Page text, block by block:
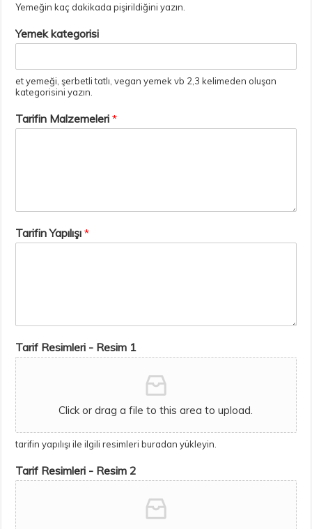
Yemeğin kaç dakikada pişirildiğini yazın.
Yemek kategorisi
et yemeği, şerbetli tatlı, vegan yemek vb 2,3 kelimeden oluşan
kategorisini yazın.
Tarifin Malzemeleri*
Tarifin Yapılışı*
Tarif Resimleri - Resim 1
Click or drag a file to this area to upload.
tarifin yapılışı ile ilgili resimleri buradan yükleyin.
Tarif Resimleri - Resim 2